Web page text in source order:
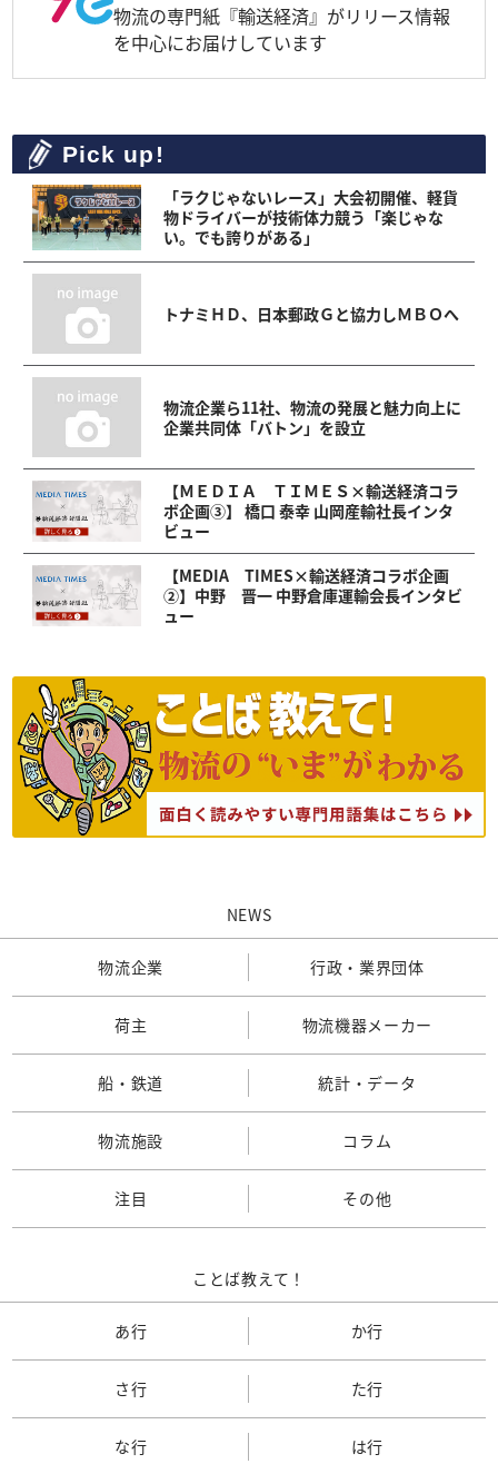
物流の専門紙『輸送経済』がリリース情報
を中心にお届けしています
Pick up!
「ラクじゃないレース」大会初開催、軽貨
物ドライバーが技術体力競う「楽じゃな
い。でも誇りがある」
トナミＨＤ、日本郵政Ｇと協力しＭＢＯへ
物流企業ら11社、物流の発展と魅力向上に
企業共同体「バトン」を設立
【ＭＥＤＩＡ ＴＩＭＥＳ×輸送経済コラ
ボ企画③】 橋口 泰幸 山岡産輸社長インタ
ビュー
【MEDIA TIMES×輸送経済コラボ企画
②】中野 晋一 中野倉庫運輸会長インタビ
ュー
NEWS
物流企業 行政・業界団体
荷主 物流機器メーカー
船・鉄道 統計・データ
物流施設 コラム
注目 その他
ことば教えて！
あ行 か行
さ行 た行
な行 は行